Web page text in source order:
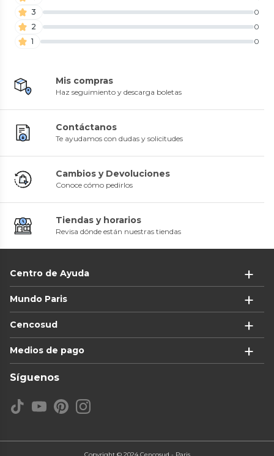
3
0
2
0
1
0
Mis compras
Haz seguimiento y descarga boletas
Contáctanos
Te ayudamos con dudas y solicitudes
Cambios y Devoluciones
Conoce cómo pedirlos
Tiendas y horarios
Revisa dónde están nuestras tiendas
Centro de Ayuda
Mundo Paris
Cencosud
Medios de pago
Síguenos
Copyright © 2024 Cencosud - Paris